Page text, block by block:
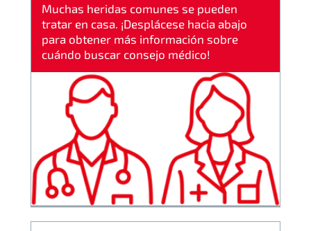
Muchas heridas comunes se pueden
tratar en casa. ¡Desplácese hacia abajo
para obtener más información sobre
cuándo buscar consejo médico!